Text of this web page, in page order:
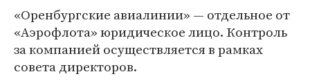
«Оренбургские авиалинии» — отдельное от
«Аэрофлота» юридическое лицо. Контроль
за компанией осуществляется в рамках
совета директоров.